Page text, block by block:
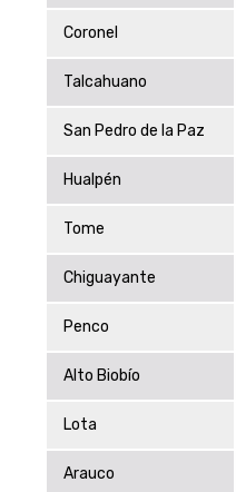
Coronel
Talcahuano
San Pedro de la Paz
Hualpén
Tome
Chiguayante
Penco
Alto Biobío
Lota
Arauco